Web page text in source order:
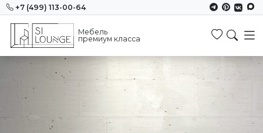
+7 (499) 113-00-64
Мебель
премиум класса